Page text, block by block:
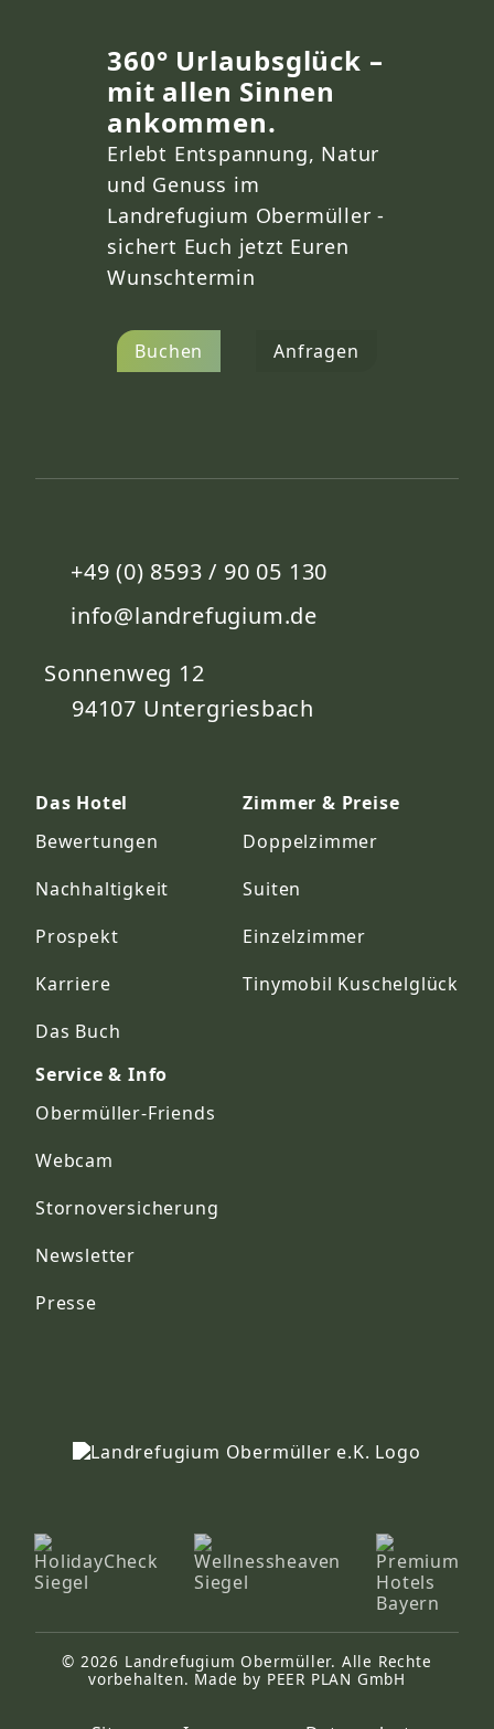
360° Urlaubsglück –
mit allen Sinnen
ankommen.
Erlebt Entspannung, Natur
und Genuss im
Landrefugium Obermüller -
sichert Euch jetzt Euren
Wunschtermin
Buchen Anfragen
+49 (0) 8593 / 90 05 130
info@landrefugium.de
Sonnenweg 12
94107 Untergriesbach
Das Hotel
Bewertungen
Nachhaltigkeit
Prospekt
Karriere
Das Buch
Zimmer & Preise
Doppelzimmer
Suiten
Einzelzimmer
Tinymobil Kuschelglück
Service & Info
Obermüller-Friends
Webcam
Stornoversicherung
Newsletter
Presse
© 2026 Landrefugium Obermüller. Alle Rechte
vorbehalten. Made by PEER PLAN GmbH